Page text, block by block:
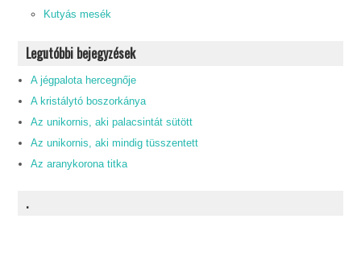
Kutyás mesék
Legutóbbi bejegyzések
A jégpalota hercegnője
A kristálytó boszorkánya
Az unikornis, aki palacsintát sütött
Az unikornis, aki mindig tüsszentett
Az aranykorona titka
.